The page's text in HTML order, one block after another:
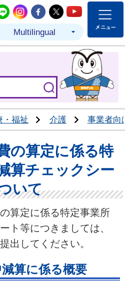
結城市公式LINE
結城市公式Instagram
結城市公式
結城市公式
結城市
Multilingual
・福祉 介護 事業者向
の算定に係る特
算チェックシー
いて
算定に係る特定事業所
ト等につきましては、
出してください。
算に係る概要